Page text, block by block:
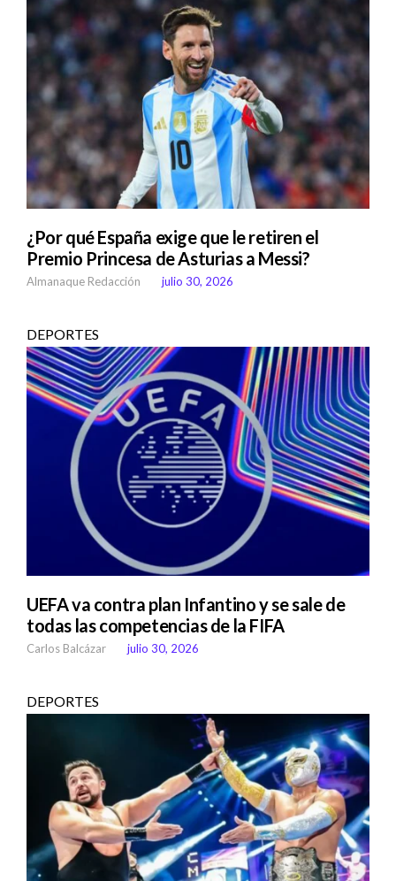
¿Por qué España exige que le retiren el
Premio Princesa de Asturias a Messi?
Almanaque Redacción julio 30, 2026
DEPORTES
UEFA va contra plan Infantino y se sale de
todas las competencias de la FIFA
Carlos Balcázar julio 30, 2026
DEPORTES